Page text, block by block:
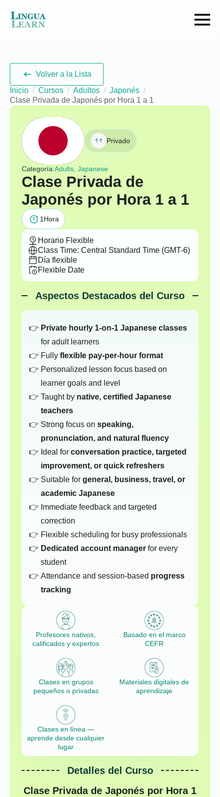
Volver a la Lista
Inicio
Cursos Adultos
Japonés
Clase Privada de Japonés por Hora 1 a 1
Privado
Categoría:Adults, Japanese
Clase Privada de
Japonés por Hora 1 a 1
1 Hora
Horario Flexible
Class Time: Central Standard Time (GMT-6)
Día flexible
Flexible Date
Aspectos Destacados del Curso
Private hourly 1-on-1 Japanese classes
for adult learners
Fully flexible pay-per-hour format
Personalized lesson focus based on
learner goals and level
Taught by native, certified Japanese
teachers
Strong focus on speaking,
pronunciation, and natural fluency
Ideal for conversation practice, targeted
improvement, or quick refreshers
Suitable for general, business, travel, or
academic Japanese
Immediate feedback and targeted
correction
Flexible scheduling for busy professionals
Dedicated account managerfor every
student
Attendance and session-based progress
tracking
Profesores nativos,
calificados y expertos
Basado en el marco
CEFR
Clases en grupos
pequeños o privadas
Materiales digitales de
aprendizaje
Clases en línea —
aprende desde cualquier
lugar
Detalles del Curso
Clase Privada de Japonés por Hora 1